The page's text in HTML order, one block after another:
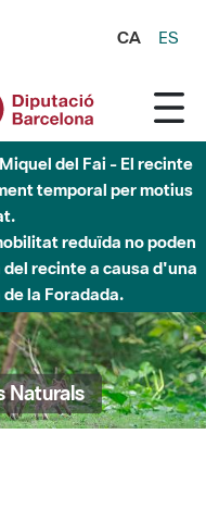
CA ES
del Fai - El recinte
temporal per motius
reduïda no poden
recinte a causa d'una
la Foradada.
Naturals